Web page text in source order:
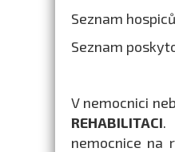
Seznam
Seznam
V nemocnici
REHABILITACI.
nemocnice na